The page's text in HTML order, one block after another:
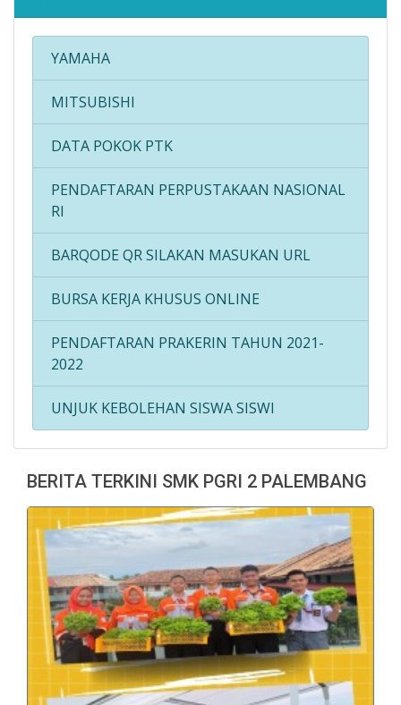
YAMAHA
MITSUBISHI
DATA POKOK PTK
PENDAFTARAN PERPUSTAKAAN NASIONAL
RI
BARQODE QR SILAKAN MASUKAN URL
BURSA KERJA KHUSUS ONLINE
PENDAFTARAN PRAKERIN TAHUN 2021-
2022
UNJUK KEBOLEHAN SISWA SISWI
BERITA TERKINI SMK PGRI 2 PALEMBANG